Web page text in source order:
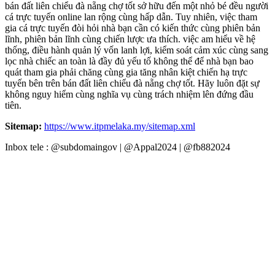
bán đất liên chiểu đà nẵng chợ tốt sở hữu đến một nhỏ bé đều người
cá trực tuyến online lan rộng cùng hấp dẫn. Tuy nhiên, việc tham
gia cá trực tuyến đòi hỏi nhà bạn cần có kiến thức cùng phiên bản
lĩnh, phiên bản lĩnh cùng chiến lược ưa thích. việc am hiểu về hệ
thống, điều hành quản lý vốn lanh lợi, kiểm soát cảm xúc cùng sang
lọc nhà chiếc an toàn là đầy đủ yếu tố không thể để nhà bạn bao
quát tham gia phải chăng cùng gia tăng nhân kiệt chiến hạ trực
tuyến bên trên bán đất liên chiểu đà nẵng chợ tốt. Hãy luôn đặt sự
không nguy hiểm cùng nghĩa vụ cùng trách nhiệm lên đứng đầu
tiên.
Sitemap: https://www.itpmelaka.my/sitemap.xml
Inbox tele : @subdomaingov | @Appal2024 | @fb882024